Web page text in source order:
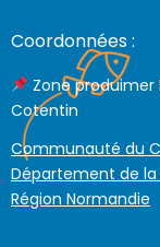
Coordonnées :
Zone produimer
Cotentin
Communauté du
Département de la
Région Normandie